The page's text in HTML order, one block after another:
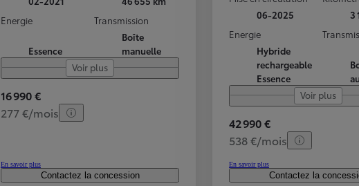
Energie
Essence
Transmission
Boîte
manuelle
Voir plus
16 990 €
277 €/mois
En savoir plus
Contactez la concession
06-2025
3
Energie
Hybride
rechargeable
Essence
Voir plus
42 990 €
538 €/mois
En savoir plus
Contactez la